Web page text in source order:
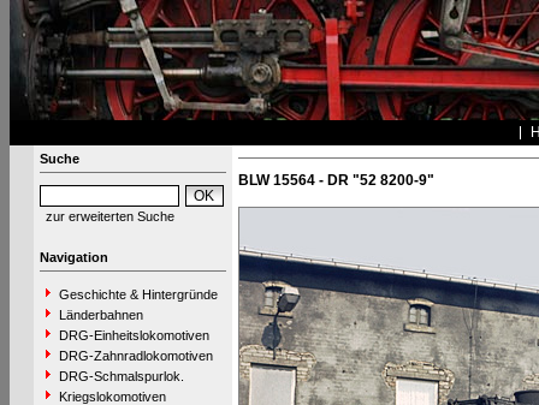
Suche
zur erweiterten Suche
Navigation
Geschichte & Hintergründe
Länderbahnen
DRG-Einheitslokomotiven
DRG-Zahnradlokomotiven
DRG-Schmalspurlok.
Kriegslokomotiven
BLW 15564 - DR "52 8200-9"